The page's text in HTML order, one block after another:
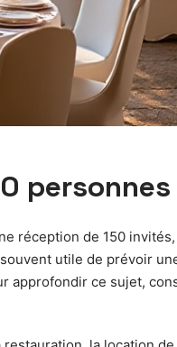
personnes
réception de 150
utile de prévoir
approfondir ce sujet,